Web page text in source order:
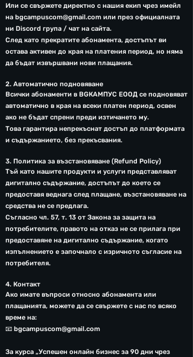
Или се свържете директно с нашия екип чрез имейл
на bgcampuscom@gmail.com или през официалната
ни Discord група / чат на сайта.
След като прекратите абонамента, достъпът ви
остава активен до края на платения период, но няма
да бъдат извършвани нови плащания.
2. Автоматично подновяване
Всички абонаменти в BGКАМПУС ЕООД се подновяват
автоматично в края на всеки платен период, освен
ако не бъдат спрени преди изтичането му.
Това гарантира непрекъснат достъп до платформата
и съдържанието, без прекъсвания.
3. Политика за възстановяване (Refund Policy)
Тъй като нашите продукти и услуги представляват
дигитално съдържание, достъпът до което се
предоставя веднага след плащане, възстановяване на
средства не се предлага.
Съгласно чл. 57, т. 13 от Закона за защита на
потребителите, правото на отказ не се прилага при
предоставяне на дигитално съдържание, когато
изпълнението е започнало с изричното съгласие на
потребителя.
4. Контакт
Ако имате въпроси относно абонамента или
плащанията, можете да се свържете с нас по всяко
време на:
📧 bgcampuscom@gmail.com
За курса „Успешен онлайн бизнес за 90 дни чрез